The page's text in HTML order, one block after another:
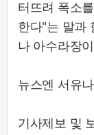
터뜨려 폭소
한다"는 말과
나 아수라장
뉴스엔 서유
기사제보 및